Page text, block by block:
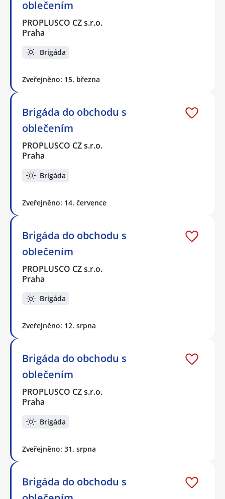
oblečením
PROPLUSCO CZ s.r.o.
Praha
Brigáda
Zveřejněno: 15. března
Brigáda do obchodu s
oblečením
PROPLUSCO CZ s.r.o.
Praha
Brigáda
Zveřejněno: 14. července
Brigáda do obchodu s
oblečením
PROPLUSCO CZ s.r.o.
Praha
Brigáda
Zveřejněno: 12. srpna
Brigáda do obchodu s
oblečením
PROPLUSCO CZ s.r.o.
Praha
Brigáda
Zveřejněno: 31. srpna
Brigáda do obchodu s